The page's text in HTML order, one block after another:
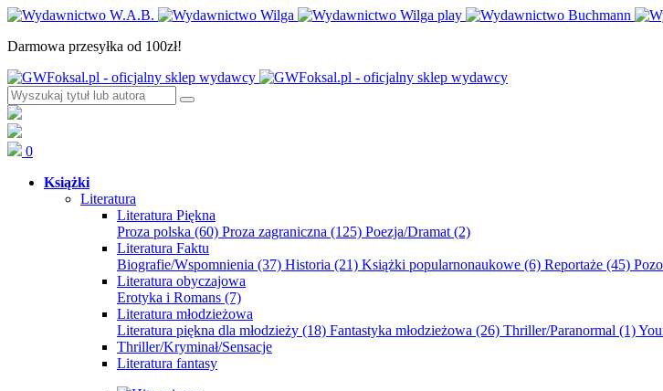
Darmowa przesyłka od 100zł!
0
Książki
Literatura
Literatura Piękna
Proza polska (60) Proza zagraniczna (125) Poezja/Dramat (2)
Literatura Faktu
Biografie/Wspomnienia (37) Historia (21) Książki popularnonaukowe (6) Reportaże (45)
Literatura obyczajowa
Erotyka i Romans (7)
Literatura młodzieżowa
Literatura piękna dla młodzieży (18) Fantastyka młodzieżowa (26) Thriller/Paranormal (1)
Thriller/Kryminał/Sensacje
Literatura fantasy